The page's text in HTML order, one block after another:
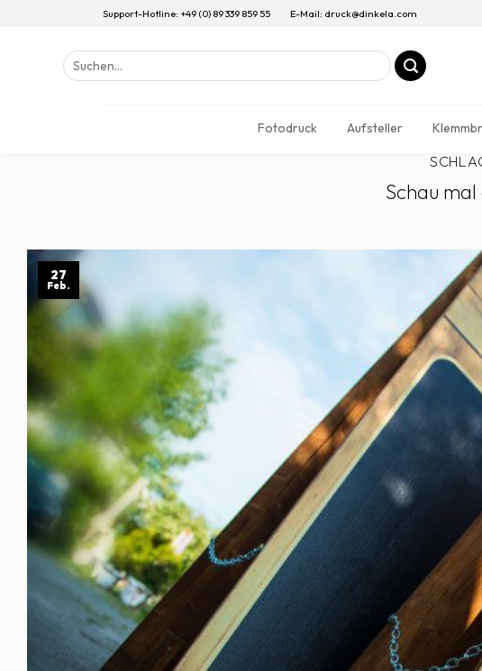
Support-Hotline: +49 (0) 89 339 859 55 E-Mail: druck@dinkela.com
Suchen
nach:
Fotodruck Aufsteller
Schau
27
Feb.